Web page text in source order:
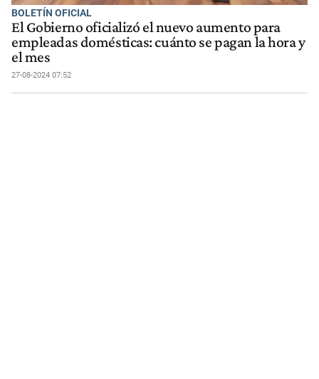
BOLETÍN OFICIAL
El Gobierno oficializó el nuevo aumento para
empleadas domésticas: cuánto se pagan la hora y
el mes
27-08-2024 07:52